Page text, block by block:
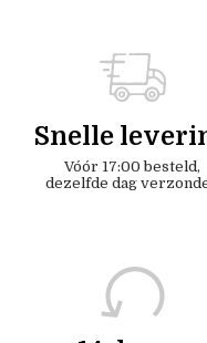
Snelle
Vóór 17:00 besteld,
dezelfde dag